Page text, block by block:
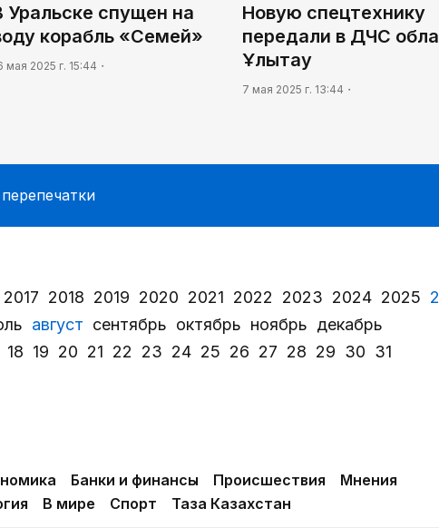
Уральске спущен на
корабль «Семей»
мая 2025 г. 15:44
Новую спецтехнику
передали в ДЧС
Ұлытау
7 мая 2025 г. 13:44
2017 2018 2019 2020 2021 2022 2023 2024 2025
август сентябрь октябрь ноябрь декабрь
18 19 20 21 22 23 24 25 26 27 28 29 30 31
Банки и финансы Происшествия
Мнения
В мире Спорт Таза Казахстан